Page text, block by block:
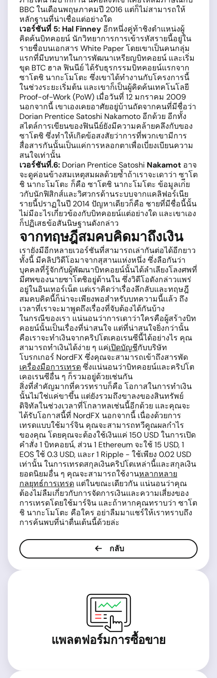
BBC ในเดือนพฤษภาคมปี 2016 แต่ก็ไม่สามารถให้
หลักฐานที่น่าเชื่อแต่อย่างใด
เวอร์ชันที่ 5: Hal Finney อีกหนึ่งคู่ท้าชิงตำแหน่งผู้
คิดค้นบิทคอยน์ นักวิทยาการการเข้ารหัสรายนี้อยู่ใน
รายชื่อบนเอกสาร White Paper โดยเขาเป็นคนกลุ่ม
แรกที่มีบทบาทในการพัฒนาเหรียญบิทคอยน์ และเริ่ม
ขุด BTC ฮาล ฟินนีย์ ได้รับธุรกรรมบิทคอยน์แรกจาก
ซาโตชิ นากะโมโตะ ซึ่งเขาได้ทำงานกับโครงการนี้
ในช่วงระยะเริ่มต้น และเขาก็เป็นผู้คิดค้นเทคโนโลยี
Proof-of-Work (PoW) เมื่อวันที่ 12 มกราคม 2009
นอกจากนี้ เขาเองเคยอาศัยอยู่บ้านถัดจากคนที่มีชื่อว่า
Dorian Prentice Satoshi Nakamoto อีกด้วย อีกทั้ง
สไตล์การเขียนของฟินนีย์ยังมีความคล้ายคลึงกับของ
ซาโตชิ ซึ่งทำให้เกิดข้อสงสัยว่าการที่พวกเขามีการ
สื่อสารกันนั้นเป็นแค่การหลอกตาเพื่อเบี่ยงเบียนความ
สนใจเท่านั้น
เวอร์ชันที่.6: Dorian Prentice Satoshi Nakamot อาจ
จะดูค่อนข้างสมเหตุสมผลด้วยซ้ำถ้าเราจะเดาว่า ซาโต
ชิ นากะโมโตะ ก็คือ ซาโตชิ นากะโมโตะ ข้อมูลเก่ีย
วกับนักฟิสิกส์และวิศวกรด้านระบบจากแคลิฟอร์เนีย
รายนี้ปราฏในปี 2014 ปัญหาเดียวก็คือ ชายที่มีชื่อนี้นั้น
ไม่มีอะไรเกี่ยวข้องกับบิทคอยน์แต่อย่างใด และเขาเอง
ก็ปฏิเสธข้อสันนิษฐานดังกล่าว
จากทฤษฎีสมคบคิดมาถึงเงิน
เรายังมีอีกหลายเวอร์ชันที่สามารถเล่ากันต่อได้อีกยาว
ทั้งนี้ มีคลิปวิดีโอมาจากสุสานแห่งหนึ่ง ซึ่งลือกันว่า
บุคคลที่รู้จักกับผู้พัฒนาบิทคอยน์นั้นได้ลำเลียงโลงศพที่
มีศพของนายซาโตชิอยู่ด้านใน ซึ่งวิดีโอดังกล่าวแพร่
อยู่ในอินเทอร์เน็ต แต่เราคิดว่าเรื่องลึกลับและทฤษฎี
สมคบคิดนี้ก็น่าจะเพียงพอสำหรับบทความนี้แล้ว ถึง
เวลาที่เราจะมาพูดถึงเรื่องที่จับต้องได้กันบ้าง
ในกรณีของเรา แน่นอนว่าการเดาว่าใครคือผู้สร้างบิท
คอยน์นั้นเป็นเรื่องที่น่าสนใจ แต่ที่น่าสนใจยิ่งกว่านั้น
คือเราจะทำเงินจากคริปโตเคอเรนซีนี้ได้อย่างไร คุณ
สามารถทำเงินได้ง่าย ๆ แค่เปิดบัญชีกับบริษัท
โบรกเกอร์ NordFX ซึ่งคุณจะสามารถเข้าถึงสารพัด
เครื่องมือการเทรดซึ่งแน่นอนว่าบิทคอยน์และคริปโต
เคอเรนซีอื่น ๆ ก็รวมอยู่ด้วยเช่นกัน
สิ่งที่สำคัญมากที่ควรทราบก็คือ โอกาสในการทำเงิน
นั้นไม่ใช่แค่ขาขึ้น แต่ยังรวมถึงขาลงของสินทรัพย์
ดิจิทัลในช่วงเวลาที่โกลาหลเช่นนี้อีกด้วย และคุณจะ
ได้รับโอกาสนี้ที่ NordFX นอกจากนี้ เนื่องด้วยการ
เทรดแบบใช้มาร์จิน คุณจะสามารถทวีคูณผลกำไร
ของคุณ โดยคุณจะต้องใช้เงินแค่ 150 USD ในการเปิด
คำสั่ง 1 บิทคอยน์, ส่วน 1 Ethereum จะใช้ 15 USD, 1
EOS ใช้ 0.3 USD, และr 1 Ripple - ใช้เพียง 0.02 USD
เท่านั้น ในการเทรดสกุลเงินคริปโตเหล่านี้และสกุลเงิน
ยอดนิยมอื่น ๆ คุณจะสามารถใช้งานหลากหลาย
กลยุทธ์การเทรด แต่ในขณะเดียวกัน แน่นอนว่าคุณ
ต้องไม่ลืมเกี่ยวกับการจัดการเงินและความเสี่ยงของ
การเทรดโดยใช้มาร์จิน และถ้าหากคุณทราบว่า ซาโต
ชิ นากะโมโตะ คือใคร อย่าลืมมาแชร์ให้เราทราบถึง
การค้นพบที่น่าตื่นเต้นนี้ด้วยล่ะ
กลับ
แพลตฟอร์มการซื้อขาย